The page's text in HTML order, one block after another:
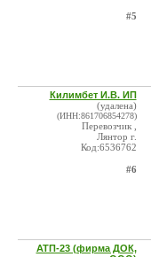
#5
Килимбет И.В. ИП
(удалена)
(ИНН:861706854278)
Перевозчик ,
Лянтор г.
Код:6536762
#6
АТП-23 (фирма ДОК,